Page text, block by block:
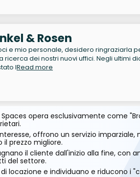
& Rosen
e mio personale, desidero ringraziarla
ricerca dei nostri nuovi uffici. Negli ultimi
lRead more
opera esclusivamente come
offrono un servizio imparziale,
prezzo migliore.
il cliente dall'inizio alla fine, con
del settore.
locazione e individuano e riducono i